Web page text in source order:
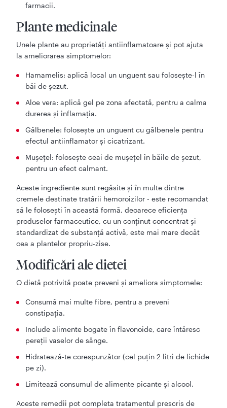
farmacii.
Plante medicinale
Unele plante au proprietăți antiinflamatoare și pot ajuta
la ameliorarea simptomelor:
Hamamelis: aplică local un unguent sau folosește-l în
băi de șezut.
Aloe vera: aplică gel pe zona afectată, pentru a calma
durerea și inflamația.
Gălbenele: folosește un unguent cu gălbenele pentru
efectul antiinflamator și cicatrizant.
Mușețel: folosește ceai de mușețel în băile de șezut,
pentru un efect calmant.
Aceste ingrediente sunt regăsite și în multe dintre
cremele destinate tratării hemoroizilor - este recomandat
să le folosești în această formă, deoarece eficiența
produselor farmaceutice, cu un conținut concentrat și
standardizat de substanță activă, este mai mare decât
cea a plantelor propriu-zise.
Modificări ale dietei
O dietă potrivită poate preveni și ameliora simptomele:
Consumă mai multe fibre, pentru a preveni
constipația.
Include alimente bogate în flavonoide, care întăresc
pereții vaselor de sânge.
Hidratează-te corespunzător (cel puțin 2 litri de lichide
pe zi).
Limitează consumul de alimente picante și alcool.
Aceste remedii pot completa tratamentul prescris de